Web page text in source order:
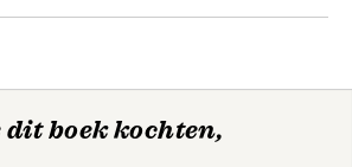
boek kochten,